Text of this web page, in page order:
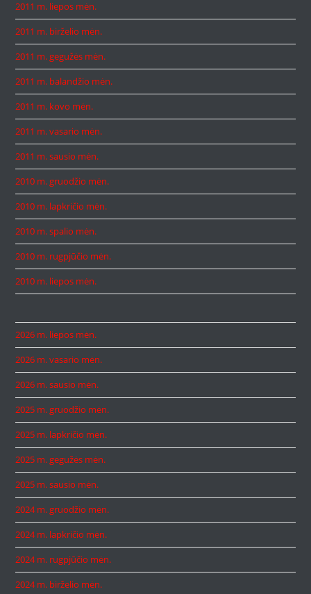
2011 m. liepos mėn.
2011 m. birželio mėn.
2011 m. gegužės mėn.
2011 m. balandžio mėn.
2011 m. kovo mėn.
2011 m. vasario mėn.
2011 m. sausio mėn.
2010 m. gruodžio mėn.
2010 m. lapkričio mėn.
2010 m. spalio mėn.
2010 m. rugpjūčio mėn.
2010 m. liepos mėn.
2026 m. liepos mėn.
2026 m. vasario mėn.
2026 m. sausio mėn.
2025 m. gruodžio mėn.
2025 m. lapkričio mėn.
2025 m. gegužės mėn.
2025 m. sausio mėn.
2024 m. gruodžio mėn.
2024 m. lapkričio mėn.
2024 m. rugpjūčio mėn.
2024 m. birželio mėn.